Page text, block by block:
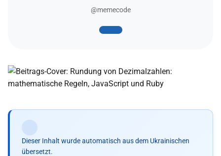
@memecode
Dieser Inhalt wurde automatisch aus dem Ukrainischen
übersetzt.